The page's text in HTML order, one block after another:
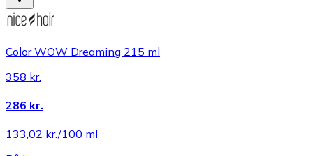
Color WOW Dreaming 215 ml
358 kr.
286 kr.
133,02 kr./100 ml